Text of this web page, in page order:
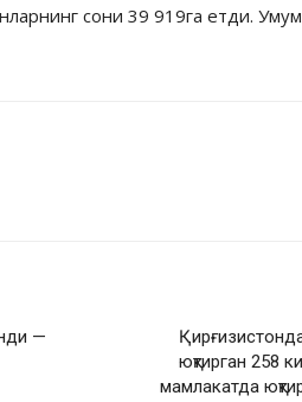
сони 39 919га етди.
—
юқтирган 258
мамлакатда